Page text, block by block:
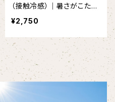
（接触冷感）｜暑さがこたえ
る夏向け涼しい羽毛クッシ
ョン
¥2,750